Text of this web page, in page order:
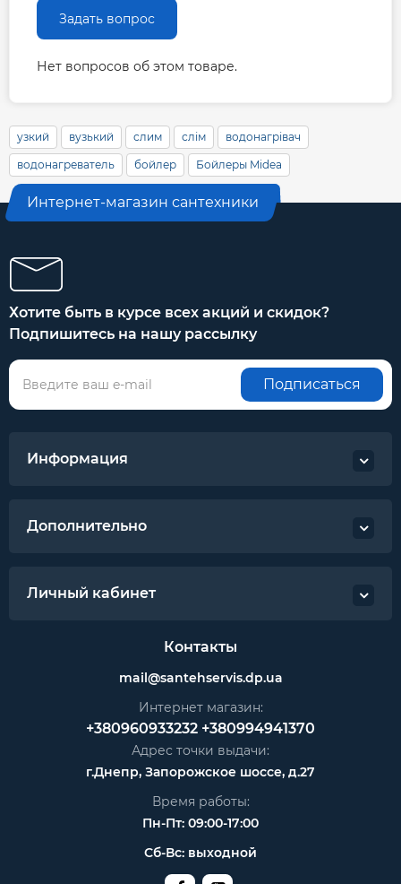
Задать вопрос
Нет вопросов об этом товаре.
узкий вузький слим слім водонагрівач
водонагреватель бойлер Бойлеры Midea
Интернет-магазин сантехники
Хотите быть в курсе всех акций и скидок?
Подпишитесь на нашу рассылку
Подписаться
Информация
Дополнительно
Личный кабинет
Контакты
mail@santehservis.dp.ua
Интернет магазин:
+380960933232 +380994941370
Адрес точки выдачи:
г.Днепр, Запорожское шоссе, д.27
Время работы:
Пн-Пт: 09:00-17:00
Сб-Вс: выходной